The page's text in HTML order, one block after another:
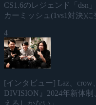
CS1.6のレジェンド「dsn
カーミッシュ(1vs1対決)に
4
[インタビュー] Laz、crow
DIVISION』2024年新体
えるしかない」